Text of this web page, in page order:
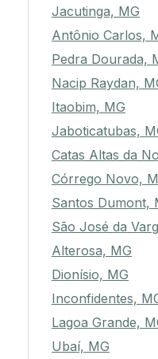
Jacutinga, MG
Antônio Carlos,
Pedra Dourada,
Nacip Raydan,
Itaobim, MG
Jaboticatubas,
Catas Altas da
Córrego Novo,
Santos Dumont,
São José da
Alterosa, MG
Dionísio, MG
Inconfidentes,
Lagoa Grande,
Ubaí, MG